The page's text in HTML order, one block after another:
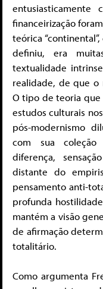
entusiasticamente
financeirização
teórica
definiu, era
textualidade
realidade, de que o
O tipo de teoria
estudos culturais
pós-modernismo
com sua coleção
diferença,
distante do
pensamento anti-
profunda
mantém a visão
de afirmação
totalitário.
Como argumenta